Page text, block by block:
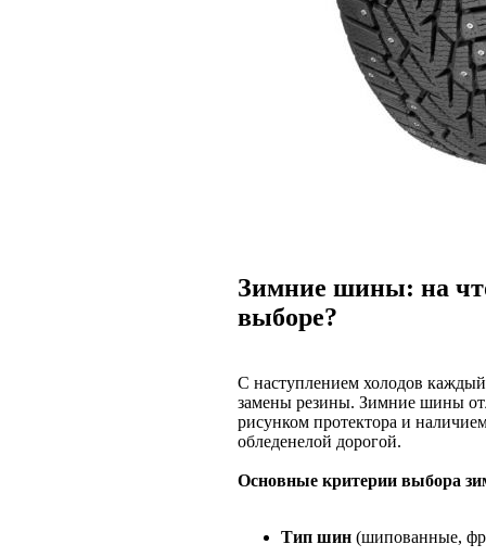
Зимние шины: на
выборе?
С наступлением холодов каждый
замены резины. Зимние шины
рисунком протектора и
обледенелой дорогой.
Основные критерии выбора
Тип шин (шипованные,